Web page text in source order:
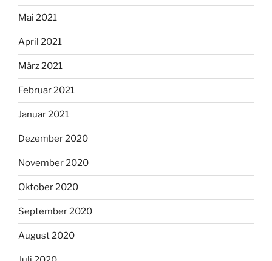
Mai 2021
April 2021
März 2021
Februar 2021
Januar 2021
Dezember 2020
November 2020
Oktober 2020
September 2020
August 2020